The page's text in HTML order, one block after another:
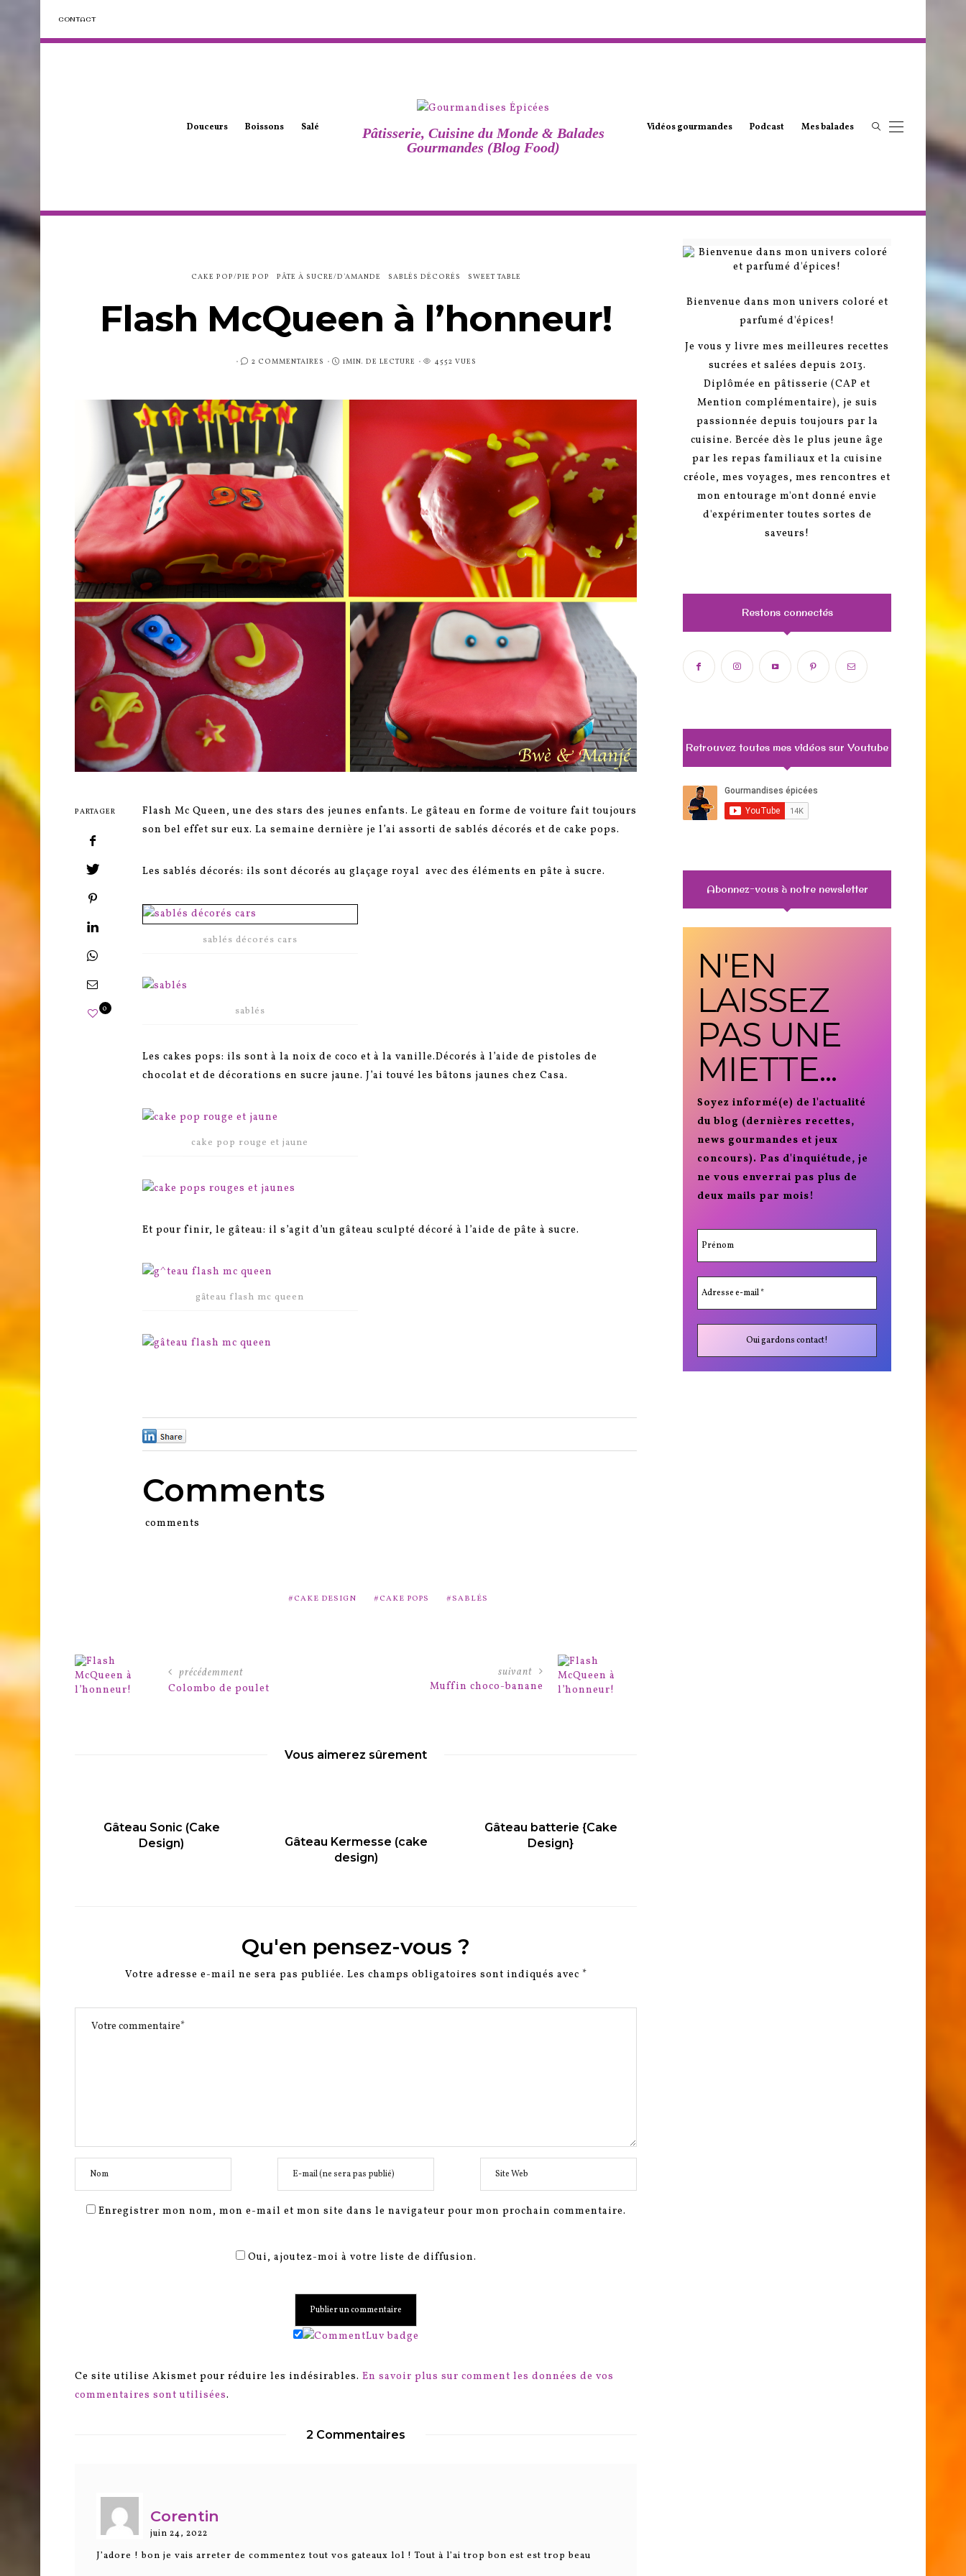
CONTACT
Douceurs Boissons Salé
Pâtisserie, Cuisine du Monde & Balades
Gourmandes (Blog Food)
Vidéos gourmandes Podcast Mes balades
CAKE POP/PIE POP PÂTE À SUCRE/D'AMANDE SABLÉS DÉCORÉS SWEET TABLE
Flash McQueen à l’honneur!
PUBLIÉ2 COMMENTAIRES 1MIN. DE LECTURE 4552 VUES
PARTAGER
0
Flash Mc Queen, une des stars des jeunes enfants. Le gâteau en forme de voiture fait toujours
son bel effet sur eux. La semaine dernière je l’ai assorti de sablés décorés et de cake pops.
Les sablés décorés: ils sont décorés au glaçage royal avec des éléments en pâte à sucre.
sablés décorés cars
sablés
Les cakes pops: ils sont à la noix de coco et à la vanille.Décorés à l’aide de pistoles de
chocolat et de décorations en sucre jaune. J’ai touvé les bâtons jaunes chez Casa.
cake pop rouge et jaune
Et pour finir, le gâteau: il s’agit d’un gâteau sculpté décoré à l’aide de pâte à sucre.
gâteau flash mc queen
Comments
comments
CAKE DESIGN CAKE POPS SABLÉS
précédemment
Colombo de poulet
suivant
Muffin choco-banane
Vous aimerez sûrement
Gâteau Sonic (Cake
Design)
Gâteau Kermesse (cake
design)
Gâteau batterie {Cake
Design}
Qu'en pensez-vous ?
Votre adresse e-mail ne sera pas publiée. Les champs obligatoires sont indiqués avec *
Enregistrer mon nom, mon e-mail et mon site dans le navigateur pour mon prochain commentaire.
Oui, ajoutez-moi à votre liste de diffusion.
Ce site utilise Akismet pour réduire les indésirables. En savoir plus sur comment les données de vos
commentaires sont utilisées.
2 Commentaires
Corentin
juin 24, 2022
J’adore ! bon je vais arreter de commentez tout vos gateaux lol ! Tout à l’ai trop bon est est trop beau
Bienvenue dans mon univers coloré et
parfumé d'épices!
Je vous y livre mes meilleures recettes
sucrées et salées depuis 2013.
Diplômée en pâtisserie (CAP et
Mention complémentaire), je suis
passionnée depuis toujours par la
cuisine. Bercée dès le plus jeune âge
par les repas familiaux et la cuisine
créole, mes voyages, mes rencontres et
mon entourage m'ont donné envie
d'expérimenter toutes sortes de
saveurs!
Restons connectés
Retrouvez toutes mes vidéos sur Youtube
Abonnez-vous à notre newsletter
N'EN
LAISSEZ
PAS UNE
MIETTE...
Soyez informé(e) de l'actualité
du blog (dernières recettes,
news gourmandes et jeux
concours). Pas d'inquiétude, je
ne vous enverrai pas plus de
deux mails par mois!